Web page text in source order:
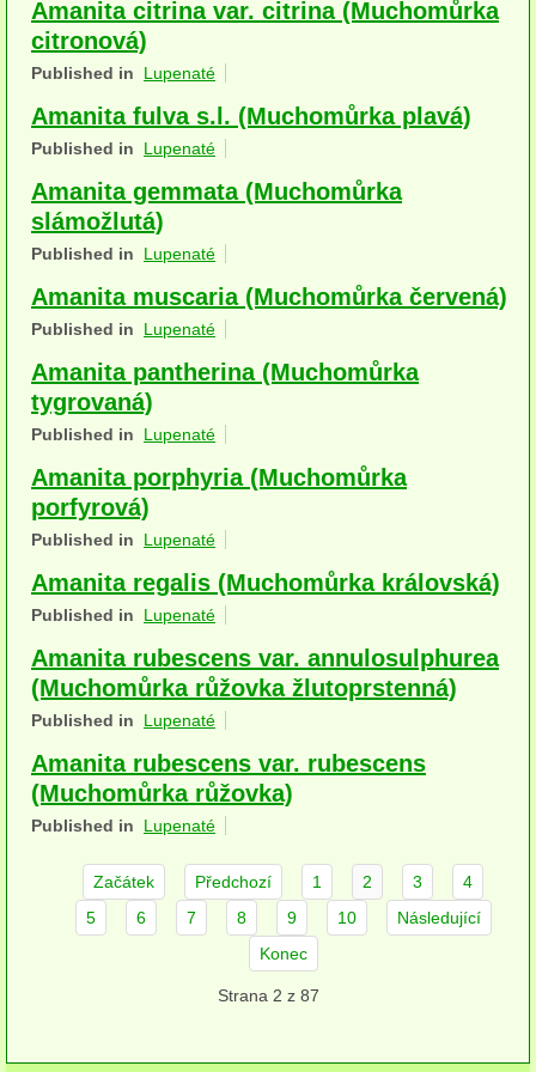
Houby (Fotogalerie)
podle typu plodnic
Apothecia
mykorhizni
terestrické saprotrofní
šišky, plody, květy
koprofilní
lichenizované
muscikolni
herbikolní-jednoděložné
herbikolní-kapraďorosty
Perithecia stromatická
Perithecia nestromatická
Rosoly
Choroše
Amanita citrina var. citrina (Muchomůrka
citronová)
Published in Lupenaté
Amanita fulva s.l. (Muchomůrka plavá)
Published in Lupenaté
Amanita gemmata (Muchomůrka
slámožlutá)
Published in Lupenaté
Amanita muscaria (Muchomůrka červená)
Published in Lupenaté
Amanita pantherina (Muchomůrka
tygrovaná)
Published in Lupenaté
Amanita porphyria (Muchomůrka
porfyrová)
Published in Lupenaté
Amanita regalis (Muchomůrka královská)
Published in Lupenaté
Amanita rubescens var. annulosulphurea
(Muchomůrka růžovka žlutoprstenná)
Published in Lupenaté
Amanita rubescens var. rubescens
(Muchomůrka růžovka)
Published in Lupenaté
Začátek Předchozí 1 2 3
4
5
6 7 8 9 10
Následující
Konec
Strana 2 z 87